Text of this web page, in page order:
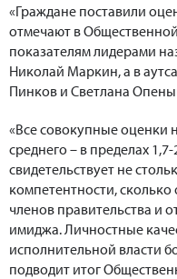
«Граждане поставили
отмечают в
показателям лидерами
Николай Маркин, а в
Пинков и Светлана
«Все совокупные оценки
среднего – в пределах
свидетельствует не
компетентности, сколько
членов правительства и
имиджа. Личностные
исполнительной власти
подводит итог